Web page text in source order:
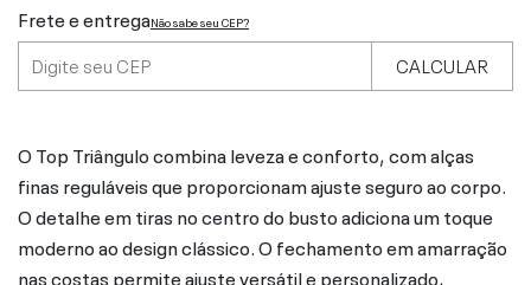
Frete e entregaNão sabe seu CEP?
CALCULAR
O Top Triângulo combina leveza e conforto, com alças
finas reguláveis que proporcionam ajuste seguro ao corpo.
O detalhe em tiras no centro do busto adiciona um toque
moderno ao design clássico. O fechamento em amarração
nas costas permite ajuste versátil e personalizado,